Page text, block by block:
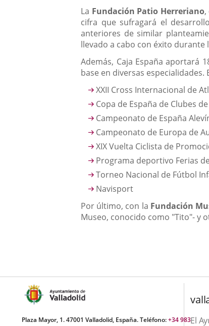
La Fundación Patio Herreriano,
cifra que sufragará el
anteriores de similar
llevado a cabo con éxito durante
Además, Caja España aportará
base en diversas
XXII Cross Internacional de
Copa de España de Clubes
Campeonato de España
Campeonato de Europa de
XIX Vuelta Ciclista de
Programa deportivo Ferias
Torneo Nacional de Fútbol
Navisport
Por último, con la Fundación
Museo, conocido como "Tito"- y
Plaza Mayor, 1. 47001 Valladolid, España. Teléfono:+34 983El